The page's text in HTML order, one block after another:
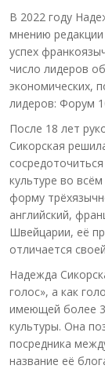
В 2022 году
мнению
успех
число лидеров
экономических,
лидеров: Форум
После 18 лет
Сикорская
культуре во
форму
английский,
Швейцарии, её
отличается
Надежда
голос», а как
имеющей более
культуры. Она
посредника
название её